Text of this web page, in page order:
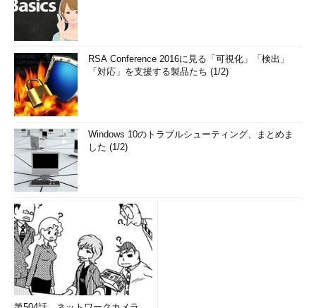
RSA Conference 2016に見る「可視化」「検出」
「対応」を支援する製品たち (1/2)
Windows 10のトラブルシューティング、まとめま
した (1/2)